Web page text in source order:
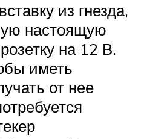
из гнезда,
настоящую
на 12 В.
иметь
от нее